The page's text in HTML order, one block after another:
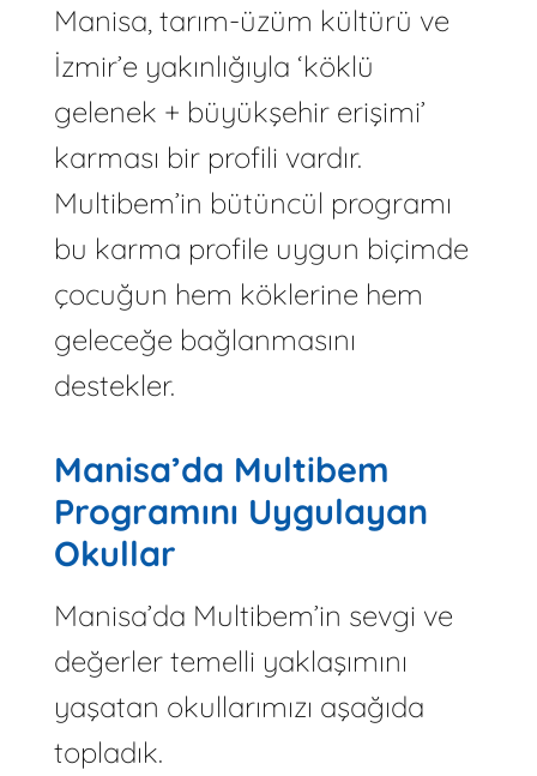
Manisa, tarım-üzüm kültürü ve
İzmir’e yakınlığıyla ‘köklü
gelenek + büyükşehir erişimi’
karması bir profili vardır.
Multibem’in bütüncül programı
bu karma profile uygun biçimde
çocuğun hem köklerine hem
geleceğe bağlanmasını
destekler.
Manisa’da Multibem
Programını Uygulayan
Okullar
Manisa’da Multibem’in sevgi ve
değerler temelli yaklaşımını
yaşatan okullarımızı aşağıda
topladık.